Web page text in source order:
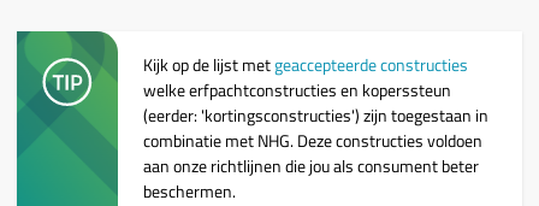
Kijk op de lijst metgeaccepteerde constructies
welke erfpachtconstructies en koperssteun
(eerder: 'kortingsconstructies') zijn toegestaan in
combinatie met NHG. Deze constructies voldoen
aan onze richtlijnen die jou als consument beter
beschermen.